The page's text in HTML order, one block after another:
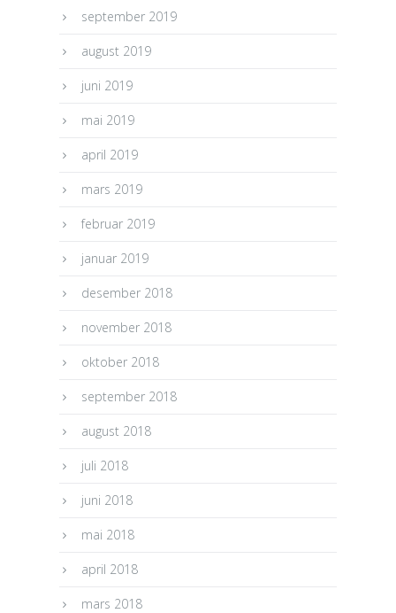
september 2019
august 2019
juni 2019
mai 2019
april 2019
mars 2019
februar 2019
januar 2019
desember 2018
november 2018
oktober 2018
september 2018
august 2018
juli 2018
juni 2018
mai 2018
april 2018
mars 2018